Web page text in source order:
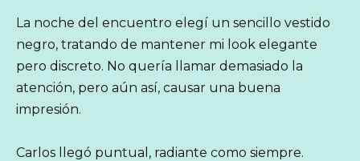
La noche del encuentro elegí un sencillo vestido
negro, tratando de mantener mi look elegante
pero discreto. No quería llamar demasiado la
atención, pero aún así, causar una buena
impresión.
Carlos llegó puntual, radiante como siempre.